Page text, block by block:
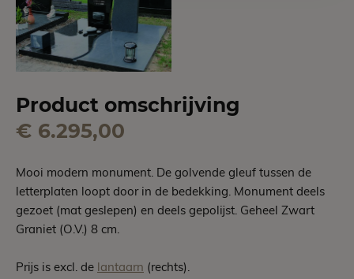
Product omschrijving
€ 6.295,00
Mooi modern monument. De golvende gleuf tussen de
letterplaten loopt door in de bedekking. Monument deels
gezoet (mat geslepen) en deels gepolijst. Geheel Zwart
Graniet (O.V.) 8 cm.
Prijs is excl. de lantaarn (rechts).